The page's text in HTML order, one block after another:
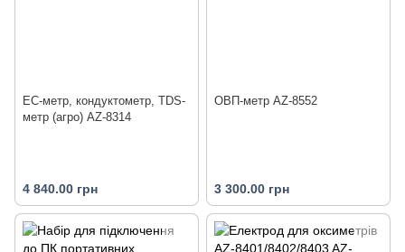
EC-метр, кондуктометр, TDS-
метр (агро) AZ-8314
4 840.00 грн
ОВП-метр AZ-8552
3 300.00 грн